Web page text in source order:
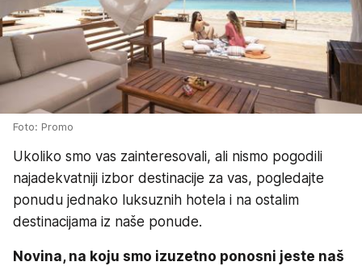
Foto: Promo
Ukoliko smo vas zainteresovali, ali nismo pogodili
najadekvatniji izbor destinacije za vas, pogledajte
ponudu jednako luksuznih hotela i na ostalim
destinacijama iz naše ponude.
Novina, na koju smo izuzetno ponosni jeste naš